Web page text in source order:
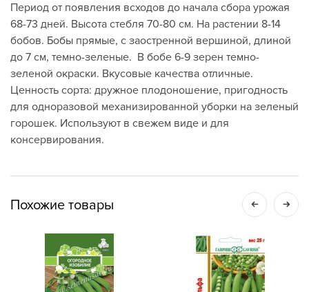
Период от появления всходов до начала сбоpa урожая
68-73 дней. Высота стебля 70-80 см. На растении 8-14
бобов. Бобы прямые, с заостренной вершиной, длиной
до 7 см, темно-зеленые. В бобе 6-9 зерен темно-
зеленой окраски. Вкусовые качества отличные.
Ценность сорта: дружное плодоношение, пригодность
для одноразовой механизированной уборки на зеленый
горошек. Используют в свежем виде и для
консервирования.
Похожие товары